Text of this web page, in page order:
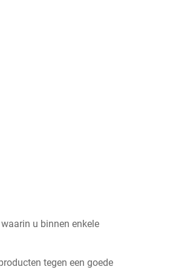
u binnen enkele
tegen een goede